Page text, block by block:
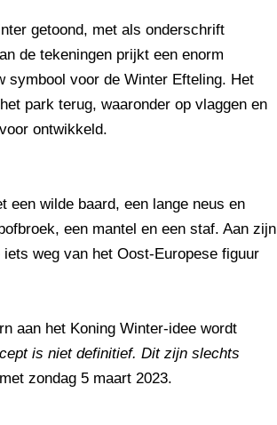
getoond, met als onderschrift
de tekeningen prijkt een enorm
symbool voor de Winter Efteling. Het
park terug, waaronder op vlaggen en
ontwikkeld.
een wilde baard, een lange neus en
een mantel en een staf. Aan zijn
weg van het Oost-Europese figuur
aan het Koning Winter-idee wordt
is niet definitief. Dit zijn slechts
zondag 5 maart 2023.